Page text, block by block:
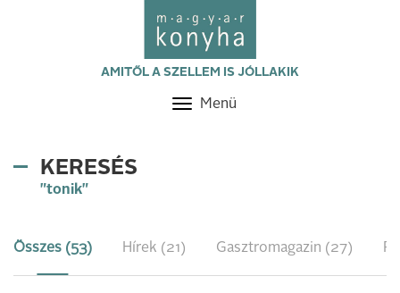
AMITŐL A SZELLEM IS JÓLLAKIK
Toggle
Menü
KERESÉS
"tonik"
Összes (53) Hírek (21) Gasztromagazin (27)